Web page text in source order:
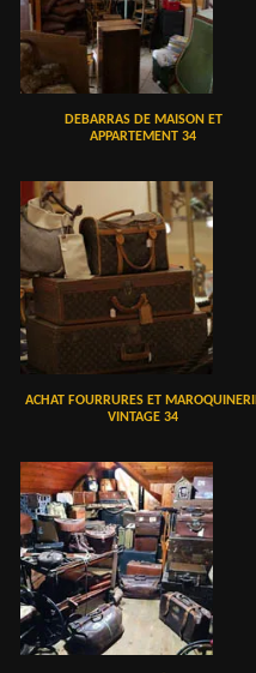
DEBARRAS DE MAISON ET
APPARTEMENT 34
ACHAT FOURRURES ET
VINTAGE 34